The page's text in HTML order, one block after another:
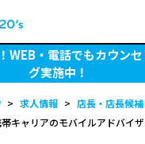
WEB・電話でもカウン
グ実施中！
> 求人情報 > 店長・店長候補
帯キャリアのモバイルアドバイ